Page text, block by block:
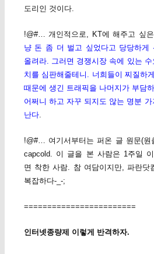
도리인 것이다.
!@#… 개인적으로, KT에 해주고 싶
냥 돈 좀 더 벌고 싶었다고 당당하게
올려라. 그러면 경쟁시장 속에 있는
치를 심판해줄테니. 너희들이 찌질하
때문에 생긴 트래픽을 나머지가 부담
어쩌니 하고 자꾸 되지도 않는 명분
난다.
!@#… 여기서부터는 퍼온 글 원문(
capcold. 이 글을 본 사람은 1주일
면 착한 사람. 참 여담이지만, 파란닷
복잡하다-_-;
========================
인터넷종량제 이렇게 반격하자.